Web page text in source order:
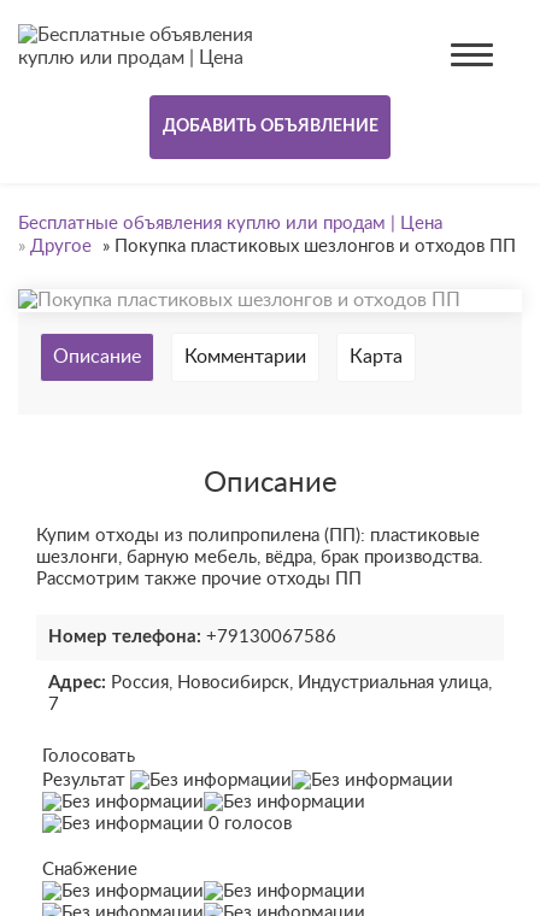
ДОБАВИТЬ ОБЪЯВЛЕНИЕ
Бесплатные объявления куплю или продам | Цена
» Другое » Покупка пластиковых шезлонгов и отходов ПП
Описание Комментарии Карта
Описание
Купим отходы из полипропилена (ПП): пластиковые
шезлонги, барную мебель, вёдра, брак производства.
Рассмотрим также прочие отходы ПП
Номер телефона: +79130067586
Адрес: Россия, Новосибирск, Индустриальная улица,
7
Голосовать
Результат
0 голосов
Снабжение